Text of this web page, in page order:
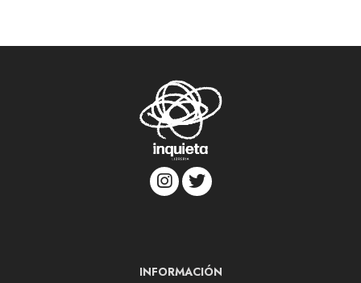
INFORMACIÓN